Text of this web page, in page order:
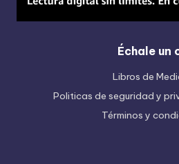
Échale un
Libros de
Politicas de seguridad y
Términos y